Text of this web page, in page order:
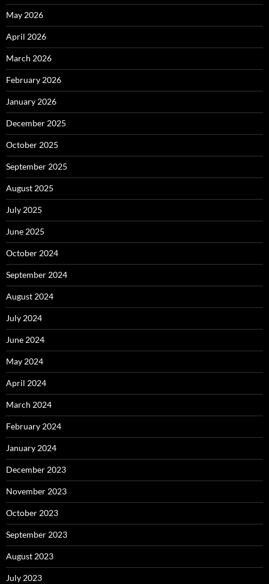
May 2026
April 2026
March 2026
February 2026
January 2026
December 2025
October 2025
September 2025
August 2025
July 2025
June 2025
October 2024
September 2024
August 2024
July 2024
June 2024
May 2024
April 2024
March 2024
February 2024
January 2024
December 2023
November 2023
October 2023
September 2023
August 2023
July 2023